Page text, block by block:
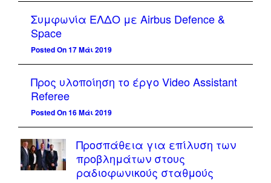
Συμφωνία ΕΛΔΟ με Airbus Defence &
Space
Posted On 17 Μάι 2019
Προς υλοποίηση το έργο Video Assistant
Referee
Posted On 16 Μάι 2019
Προσπάθεια για επίλυση των
προβλημάτων στους
ραδιοφωνικούς σταθμούς